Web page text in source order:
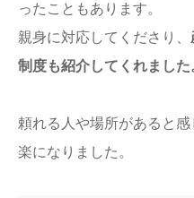
ったこともあります。
親身に対応してくださり、
制度も紹介してくれました
頼れる人や場所があると
楽になりました。